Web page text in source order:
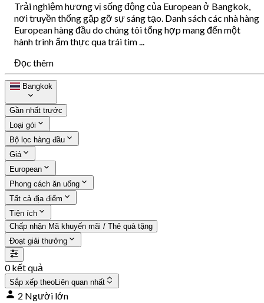
Trải nghiệm hương vị sống động của European ở Bangkok,
nơi truyền thống gặp gỡ sự sáng tạo. Danh sách các nhà hàng
European hàng đầu do chúng tôi tổng hợp mang đến một
hành trình ẩm thực qua trái tim ...
Đọc thêm
Bangkok
Gần nhất trước
Loại gói
Bộ lọc hàng đầu
Giá
European
Phong cách ăn uống
Tất cả địa điểm
Tiện ích
Chấp nhận Mã khuyến mãi / Thẻ quà tặng
Đoạt giải thưởng
0 kết quả
Sắp xếp theoLiên quan nhất
2 Người lớn